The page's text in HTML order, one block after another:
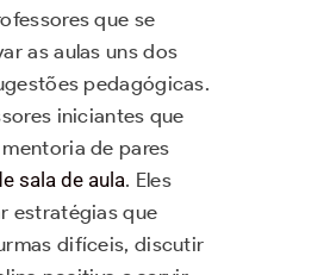
que se
as aulas uns dos
pedagógicas.
iniciantes que
de pares
sala de aula. Eles
estratégias que
difíceis, discutir